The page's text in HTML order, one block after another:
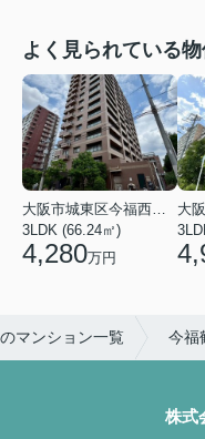
よく見られている
3LDK (66.24㎡)
4,280万円
マンション一覧 今福
株式